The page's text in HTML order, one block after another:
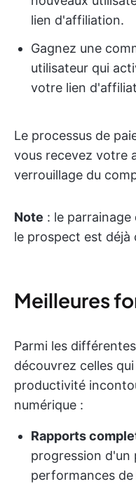
lien d'affiliation.
Gagnez une
utilisateur qui
votre lien
Le processus de
vous recevez votre
verrouillage du
Note : le
le prospect est déjà
Meilleures
Parmi les
découvrez celles
productivité
numérique :
Rapports
progression d'un
performances